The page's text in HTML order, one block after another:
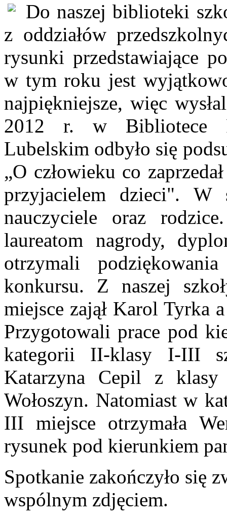
Do naszej biblioteki
z oddziałów
rysunki przedstawiające
w tym roku jest
najpiękniejsze, więc
2012 r. w Bibliotece
Lubelskim odbyło się
„O człowieku co
przyjacielem dzieci". W
nauczyciele oraz
laureatom nagrody,
otrzymali
konkursu. Z naszej
miejsce zajął Karol Tyrka
Przygotowali prace pod
kategorii II-klasy I-III
Katarzyna Cepil z
Wołoszyn. Natomiast w
III miejsce otrzymała
rysunek pod kierunkiem
Spotkanie zakończyło się
wspólnym zdjęciem.